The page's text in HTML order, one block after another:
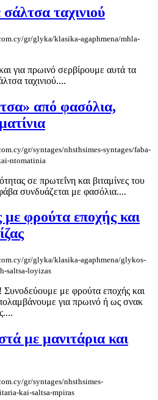
ταχινιού
gr/glyka/klasika-agaphmena/mhla-
για πρωινό σερβίρουμε αυτά τα
ταχινιού....
από φασόλια,
gr/syntages/nhsthsimes-syntages/faba-
ntomatinia
σε πρωτεΐνη και βιταμίνες του
συνδυάζεται με φασόλια....
με φρούτα εποχής και
gr/glyka/klasika-agaphmena/glykos-
saltsa-loyizas
Συνοδεύουμε με φρούτα εποχής και
για πρωινό ή ως σνακ
με μανιτάρια και
gr/syntages/nhsthsimes-
kai-saltsa-mpiras